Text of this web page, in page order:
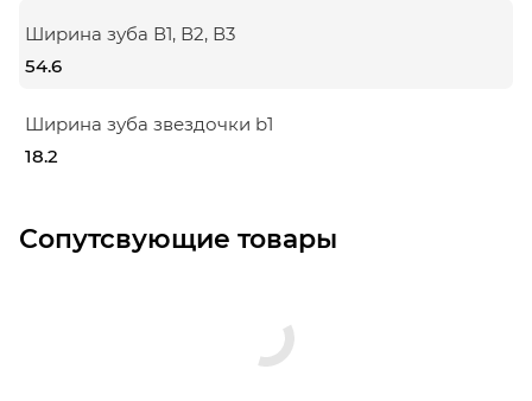
Ширина зуба В1, В2, В3
54.6
Ширина зуба звездочки b1
18.2
Сопутсвующие товары